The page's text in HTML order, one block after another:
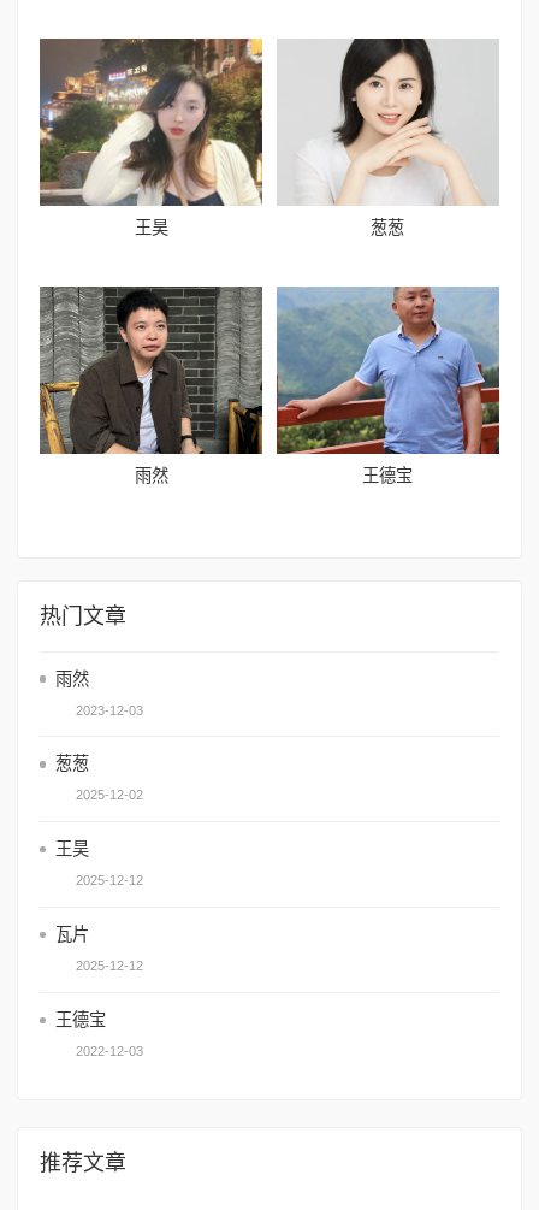
王昊 葱葱
雨然 王德宝
热门文章
雨然
2023-12-03
葱葱
2025-12-02
王昊
2025-12-12
瓦片
2025-12-12
王德宝
2022-12-03
推荐文章